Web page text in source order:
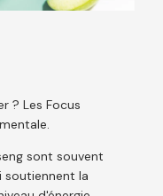
? Les Focus
sont souvent
soutiennent la